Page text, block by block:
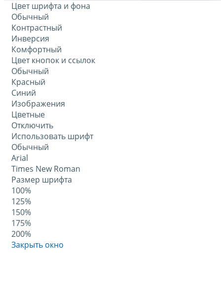
Цвет шрифта и фона
Обычный
Контрастный
Инверсия
Комфортный
Цвет кнопок и ссылок
Обычный
Красный
Синий
Изображения
Цветные
Отключить
Использовать шрифт
Обычный
Arial
Times New Roman
Размер шрифта
100%
125%
150%
175%
200%
Закрыть окно